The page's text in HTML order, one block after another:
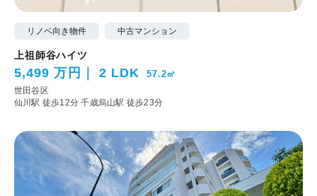
リノベ向き物件 中古マンション
上祖師谷ハイツ
5,499 万円 2 LDK 57.2㎡
世田谷区
仙川駅 徒歩12分千歳烏山駅 徒歩23分